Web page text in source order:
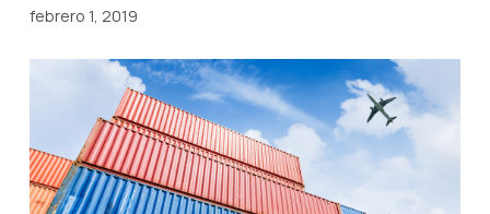
febrero 1, 2019